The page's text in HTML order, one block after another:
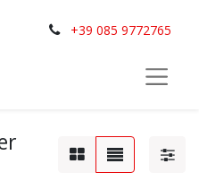
+39 085 9772765